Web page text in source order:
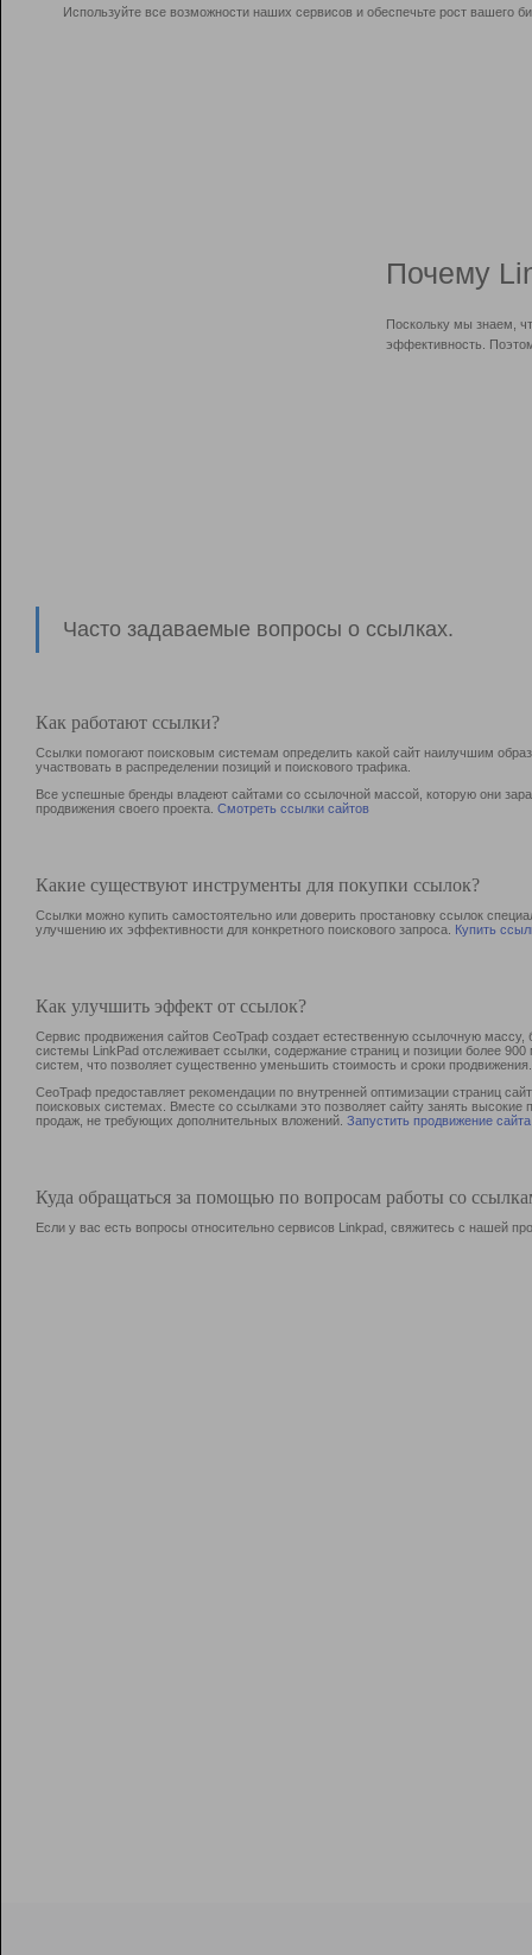
Используйте все возможности наших сервисов и обеспечьте рост вашего
Почему
Поскольку мы знаем,
эффективность.
Часто задаваемые вопросы о ссылках.
Как работают ссылки?
Ссылки помогают поисковым системам определить какой сайт наилучшим
участвовать в раcпределении позиций и поискового трафика.
Все успешные бренды владеют сайтами со ссылочной массой, которую они
продвижения своего проекта. Смотреть ссылки сайтов
Какие существуют инструменты для покупки ссылок?
Ссылки можно купить самостоятельно или доверить простановку ссылок
улучшению их эффективности для конкретного поискового запроса. Купить
Как улучшить эффект от ссылок?
Сервис продвижения сайтов СеоТраф создает естественную ссылочную
системы LinkPad отслеживает ссылки, содержание страниц и позиции более
систем, что позволяет существенно уменьшить стоимость и сроки продвижения.
СеоТраф предоставляет рекомендации по внутренней оптимизации страниц
поисковых системах. Вместе со ссылками это позволяет сайту занять
продаж, не требующих дополнительных вложений. Запустить продвижение сайта
Куда обращаться за помощью по вопросам работы со
Если у вас есть вопросы относительно сервисов Linkpad, свяжитесь с нашей